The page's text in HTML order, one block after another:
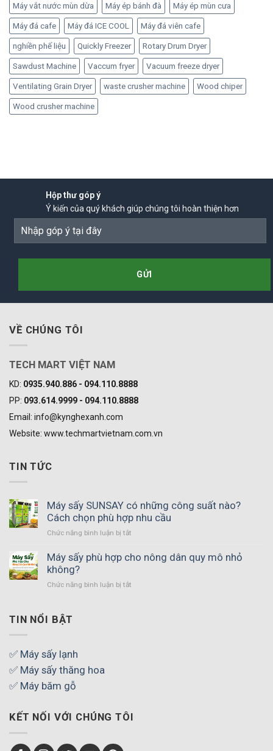
Máy vắt nước mùn dừa Máy ép bánh đà Máy ép mùn cưa
Máy đá cafe Máy đá ICE COOL Máy đá viên cafe
nghiền phế liệu Quickly Freezer Rotary Drum Dryer
Sawdust Machine Vaccum fryer Vacuum freeze dryer
Ventilating Grain Dryer waste crusher machine Wood chiper
Wood crusher machine
Hộp thư góp ý
Ý kiến của quý khách giúp chúng tôi hoàn thiện hơn
VỀ CHÚNG TÔI
TECH MART VIỆT NAM
KD: 0935.940.886 - 094.110.8888
PP: 093.614.9999 - 094.110.8888
Email: info@kynghexanh.com
Website: www.techmartvietnam.com.vn
TIN TỨC
Máy sấy SUNSAY có những công suất nào?
Cách chọn phù hợp nhu cầu
Chức năng bình luận bị tắt
sấy
Máy sấy phù hợp cho nông dân quy mô nhỏ
không?
Chức năng bình luận bị tắt
TIN NỔI BẬT
✅ Máy sấy lạnh
✅ Máy sấy thăng hoa
✅ Máy băm gỗ
KẾT NỐI VỚI CHÚNG TÔI